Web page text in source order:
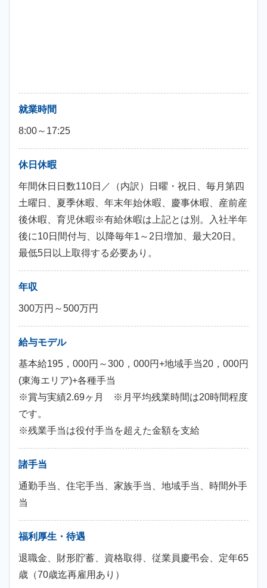
就業時間
8:00～17:25
休日休暇
年間休日日数110日／（内訳）日曜・祝日、毎月第四
土曜日、夏季休暇、年末年始休暇、慶事休暇、産前産
後休暇、育児休暇※有給休暇は上記とは別。入社半年
後に10日間付与、以降毎年1～2日増加、最大20日。
最低5日以上取得する必要あり。
年収
300万円～500万円
給与モデル
基本給195，000円～300，000円+地域手当20，000円
(東海エリア)+各種手当
※賞与実績2.69ヶ月 ※月平均残業時間は20時間程度
です。
※残業手当は役付手当を超えた金額を支給
諸手当
通勤手当、住宅手当、家族手当、地域手当、時間外手
当
福利厚生・待遇
退職金、財形貯蓄、資格取得、従業員慶弔会、定年65
歳（70歳迄再雇用あり）